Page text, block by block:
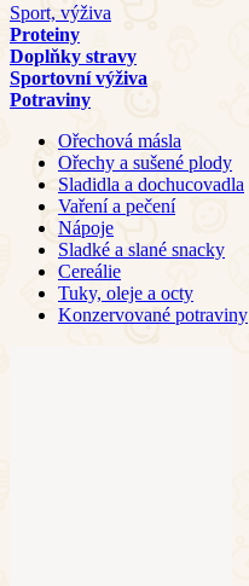
Sport, výživa
Proteiny
Doplňky stravy
Sportovní výživa
Potraviny
Ořechová másla
Ořechy a sušené plody
Sladidla a dochucovadla
Vaření a pečení
Nápoje
Sladké a slané snacky
Cereálie
Tuky, oleje a octy
Konzervované potraviny